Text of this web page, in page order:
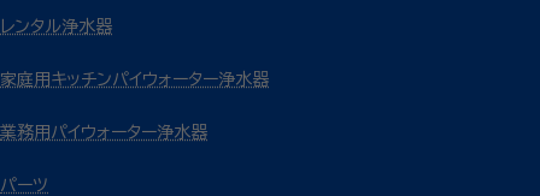
レンタル浄水器
家庭用キッチンパイウォーター浄水器
業務用パイウォーター浄水器
パーツ